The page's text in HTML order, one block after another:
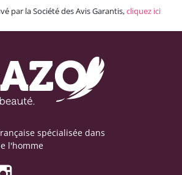
par la Société des Avis Garantis,cliquez ici
spécialisée dans
l'homme